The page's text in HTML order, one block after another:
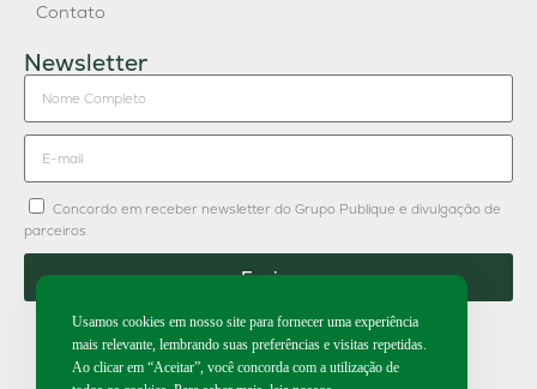
Contato
Newsletter
Concordo em receber newsletter do Grupo Publique e divulgação de
parceiros.
Enviar
Usamos cookies em nosso site para fornecer uma experiência
mais relevante, lembrando suas preferências e visitas repetidas.
Ao clicar em “Aceitar”, você concorda com a utilização de